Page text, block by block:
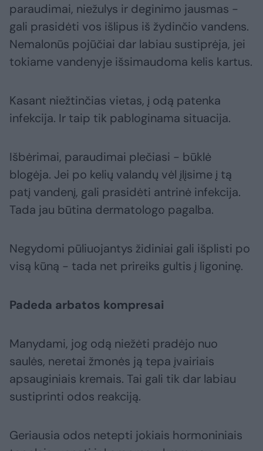
paraudimai, niežulys ir deginimo jausmas -
gali prasidėti vos išlipus iš žydinčio vandens.
Nemalonūs pojūčiai dar labiau sustiprėja, jei
tokiame vandenyje išsimaudoma kelis kartus.
Kasant niežtinčias vietas, į odą patenka
infekcija. Ir taip tik pabloginama situacija.
Išbėrimai, paraudimai plečiasi - būklė
blogėja. Jei po kelių valandų vėl įlįsime į tą
patį vandenį, gali prasidėti antrinė infekcija.
Tada jau būtina dermatologo pagalba.
Negydomi pūliuojantys židiniai gali išplisti po
visą kūną - tada net prireiks gultis į ligoninę.
Padeda arbatos kompresai
Manydami, jog odą niežėti pradėjo nuo
saulės, neretai žmonės ją tepa įvairiais
apsauginiais kremais. Tai gali tik dar labiau
sustiprinti odos reakciją.
Geriausia odos netepti jokiais hormoniniais